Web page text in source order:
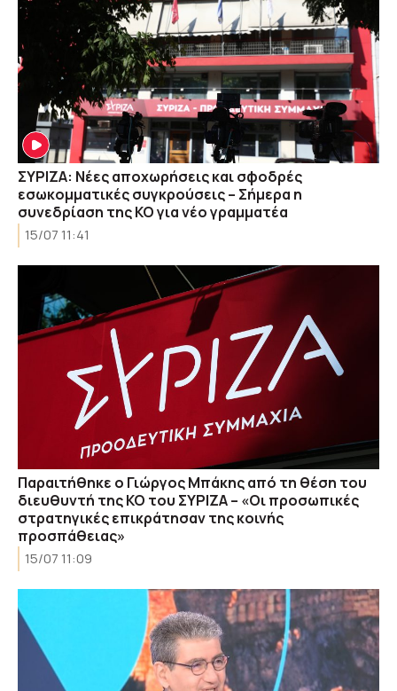
ΣΥΡΙΖΑ: Νέες αποχωρήσεις και σφοδρές
εσωκομματικές συγκρούσεις – Σήμερα η
συνεδρίαση της ΚΟ για νέο γραμματέα
15/07 11:41
Παραιτήθηκε ο Γιώργος Μπάκης από τη θέση του
διευθυντή της ΚΟ του ΣΥΡΙΖΑ – «Οι προσωπικές
στρατηγικές επικράτησαν της κοινής
προσπάθειας»
15/07 11:09